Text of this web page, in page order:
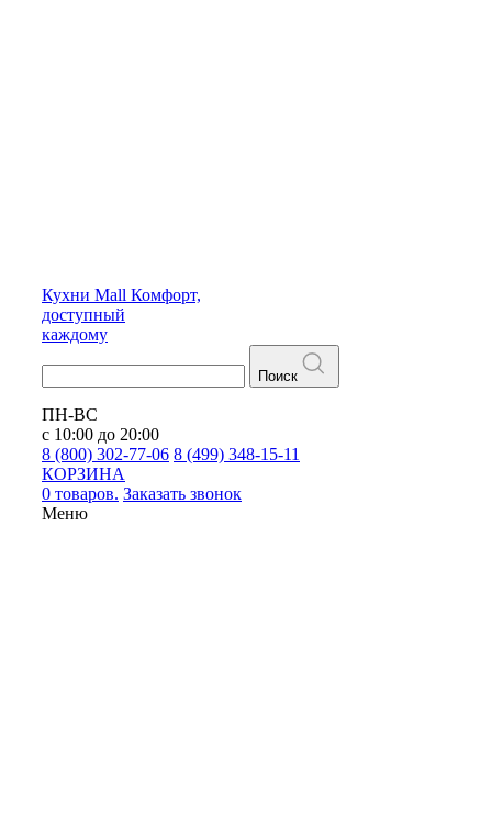
Кухни Mall Комфорт,
доступный
каждому
Поиск
ПН-ВС
с 10:00 до 20:00
8 (800) 302-77-06 8 (499) 348-15-11
КОРЗИНА
0 товаров. Заказать звонок
Меню